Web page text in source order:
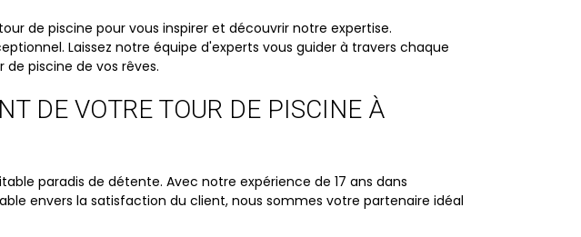
de piscine pour vous inspirer et découvrir notre expertise.
Laissez notre équipe d'experts vous guider à travers chaque
piscine de vos rêves.
DE VOTRE TOUR DE PISCINE À
paradis de détente. Avec notre expérience de 17 ans dans
envers la satisfaction du client, nous sommes votre partenaire idéal